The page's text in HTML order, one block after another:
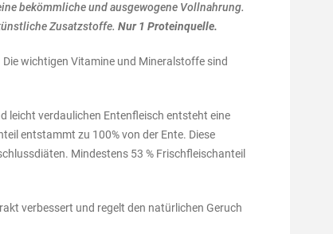
bekömmliche und ausgewogene Vollnahrung.
Zusatzstoffe. Nur 1 Proteinquelle.
wichtigen Vitamine und Mineralstoffe sind
leicht verdaulichen Entenfleisch entsteht eine
entstammt zu 100% von der Ente. Diese
Mindestens 53 % Frischfleischanteil
verbessert und regelt den natürlichen Geruch